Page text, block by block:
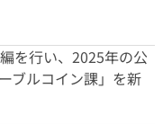
を行い、2025年の公
ブルコイン課」を新